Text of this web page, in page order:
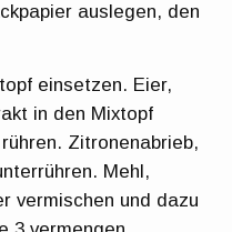
auslegen, den
einsetzen. Eier,
in den Mixtopf
Zitronenabrieb,
Mehl,
vermischen und dazu